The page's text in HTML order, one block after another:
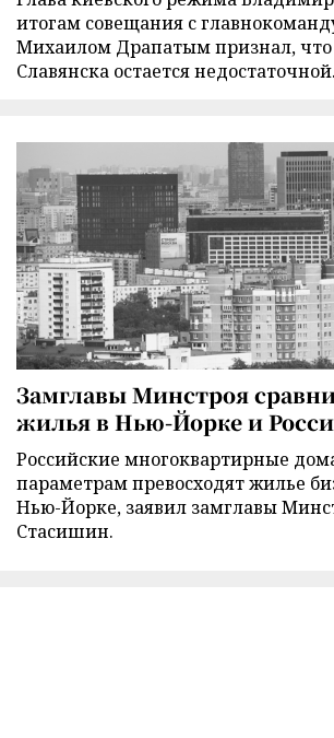
итогам совещания с
Михаилом Драпатым признал, что
Славянска остается недостаточной.
Замглавы Минстроя
жилья в Нью-Йорке и
Российские многоквартирные
параметрам превосходят жилье
Нью-Йорке, заявил замглавы
Стасишин.